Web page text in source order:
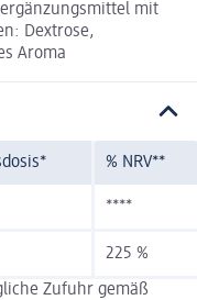
mit
Dextrose,
Aroma
% NRV**
****
225 %
Zufuhr gemäß